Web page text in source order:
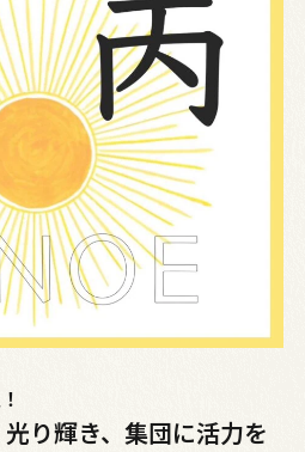
り輝き、集団に活力を